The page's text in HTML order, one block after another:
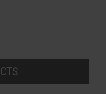
MET VERKOOP